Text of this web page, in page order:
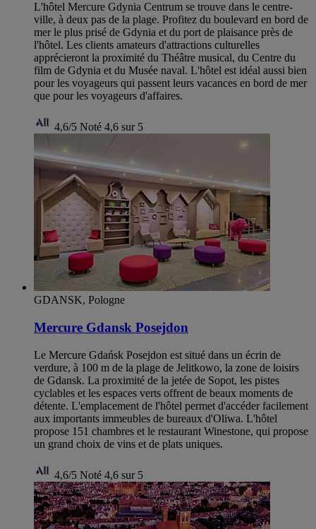
L'hôtel Mercure Gdynia Centrum se trouve dans le centre-
ville, à deux pas de la plage. Profitez du boulevard en bord de
mer le plus prisé de Gdynia et du port de plaisance près de
l'hôtel. Les clients amateurs d'attractions culturelles
apprécieront la proximité du Théâtre musical, du Centre du
film de Gdynia et du Musée naval. L'hôtel est idéal aussi bien
pour les voyageurs qui passent leurs vacances en bord de mer
que pour les voyageurs d'affaires.
4,6/5 Noté 4,6 sur 5
GDANSK, Pologne
Mercure Gdansk Posejdon
Le Mercure Gdańsk Posejdon est situé dans un écrin de
verdure, à 100 m de la plage de Jelitkowo, la zone de loisirs
de Gdansk. La proximité de la jetée de Sopot, les pistes
cyclables et les espaces verts offrent de beaux moments de
détente. L'emplacement de l'hôtel permet d'accéder facilement
aux importants immeubles de bureaux d'Oliwa. L'hôtel
propose 151 chambres et le restaurant Winestone, qui propose
un grand choix de vins et de plats uniques.
4,6/5 Noté 4,6 sur 5